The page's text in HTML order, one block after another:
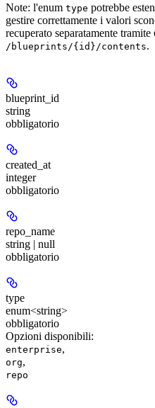
Note: l'enum type potrebbe
gestire correttamente i valori
recuperato separatamente tramite
/blueprints/{id}/contents.
blueprint_id
string
obbligatorio
created_at
integer
obbligatorio
repo_name
string | null
obbligatorio
type
enum<string>
obbligatorio
Opzioni disponibili:
enterprise,
org,
repo